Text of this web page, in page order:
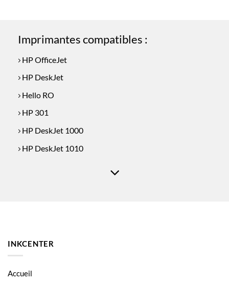
Imprimantes compatibles :
HP OfficeJet
HP DeskJet
Hello RO
HP 301
HP DeskJet 1000
HP DeskJet 1010
HP DeskJet 1514
HP DeskJet 2000
INKCENTER
Accueil